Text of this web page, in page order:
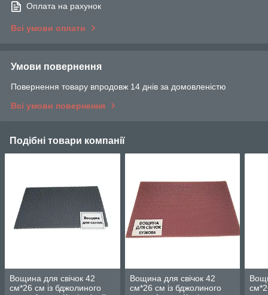
Оплата на рахунок
Всі умови оплати
Умови повернення
Повернення товару впродовж 14 днів за домовленістю
Всі умови повернення
Подібні товари компанії
Вощина для свічок 42
см*26 см із бджолиного
Вощина для свічок 42
см*26 см із бджолиного